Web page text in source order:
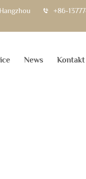
+86-
News Kontakt